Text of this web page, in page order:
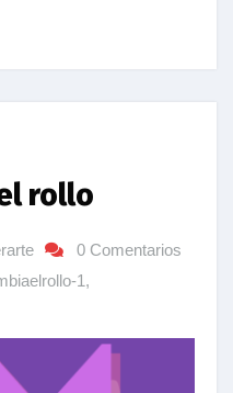
rollo
0 Comentarios
1 ,